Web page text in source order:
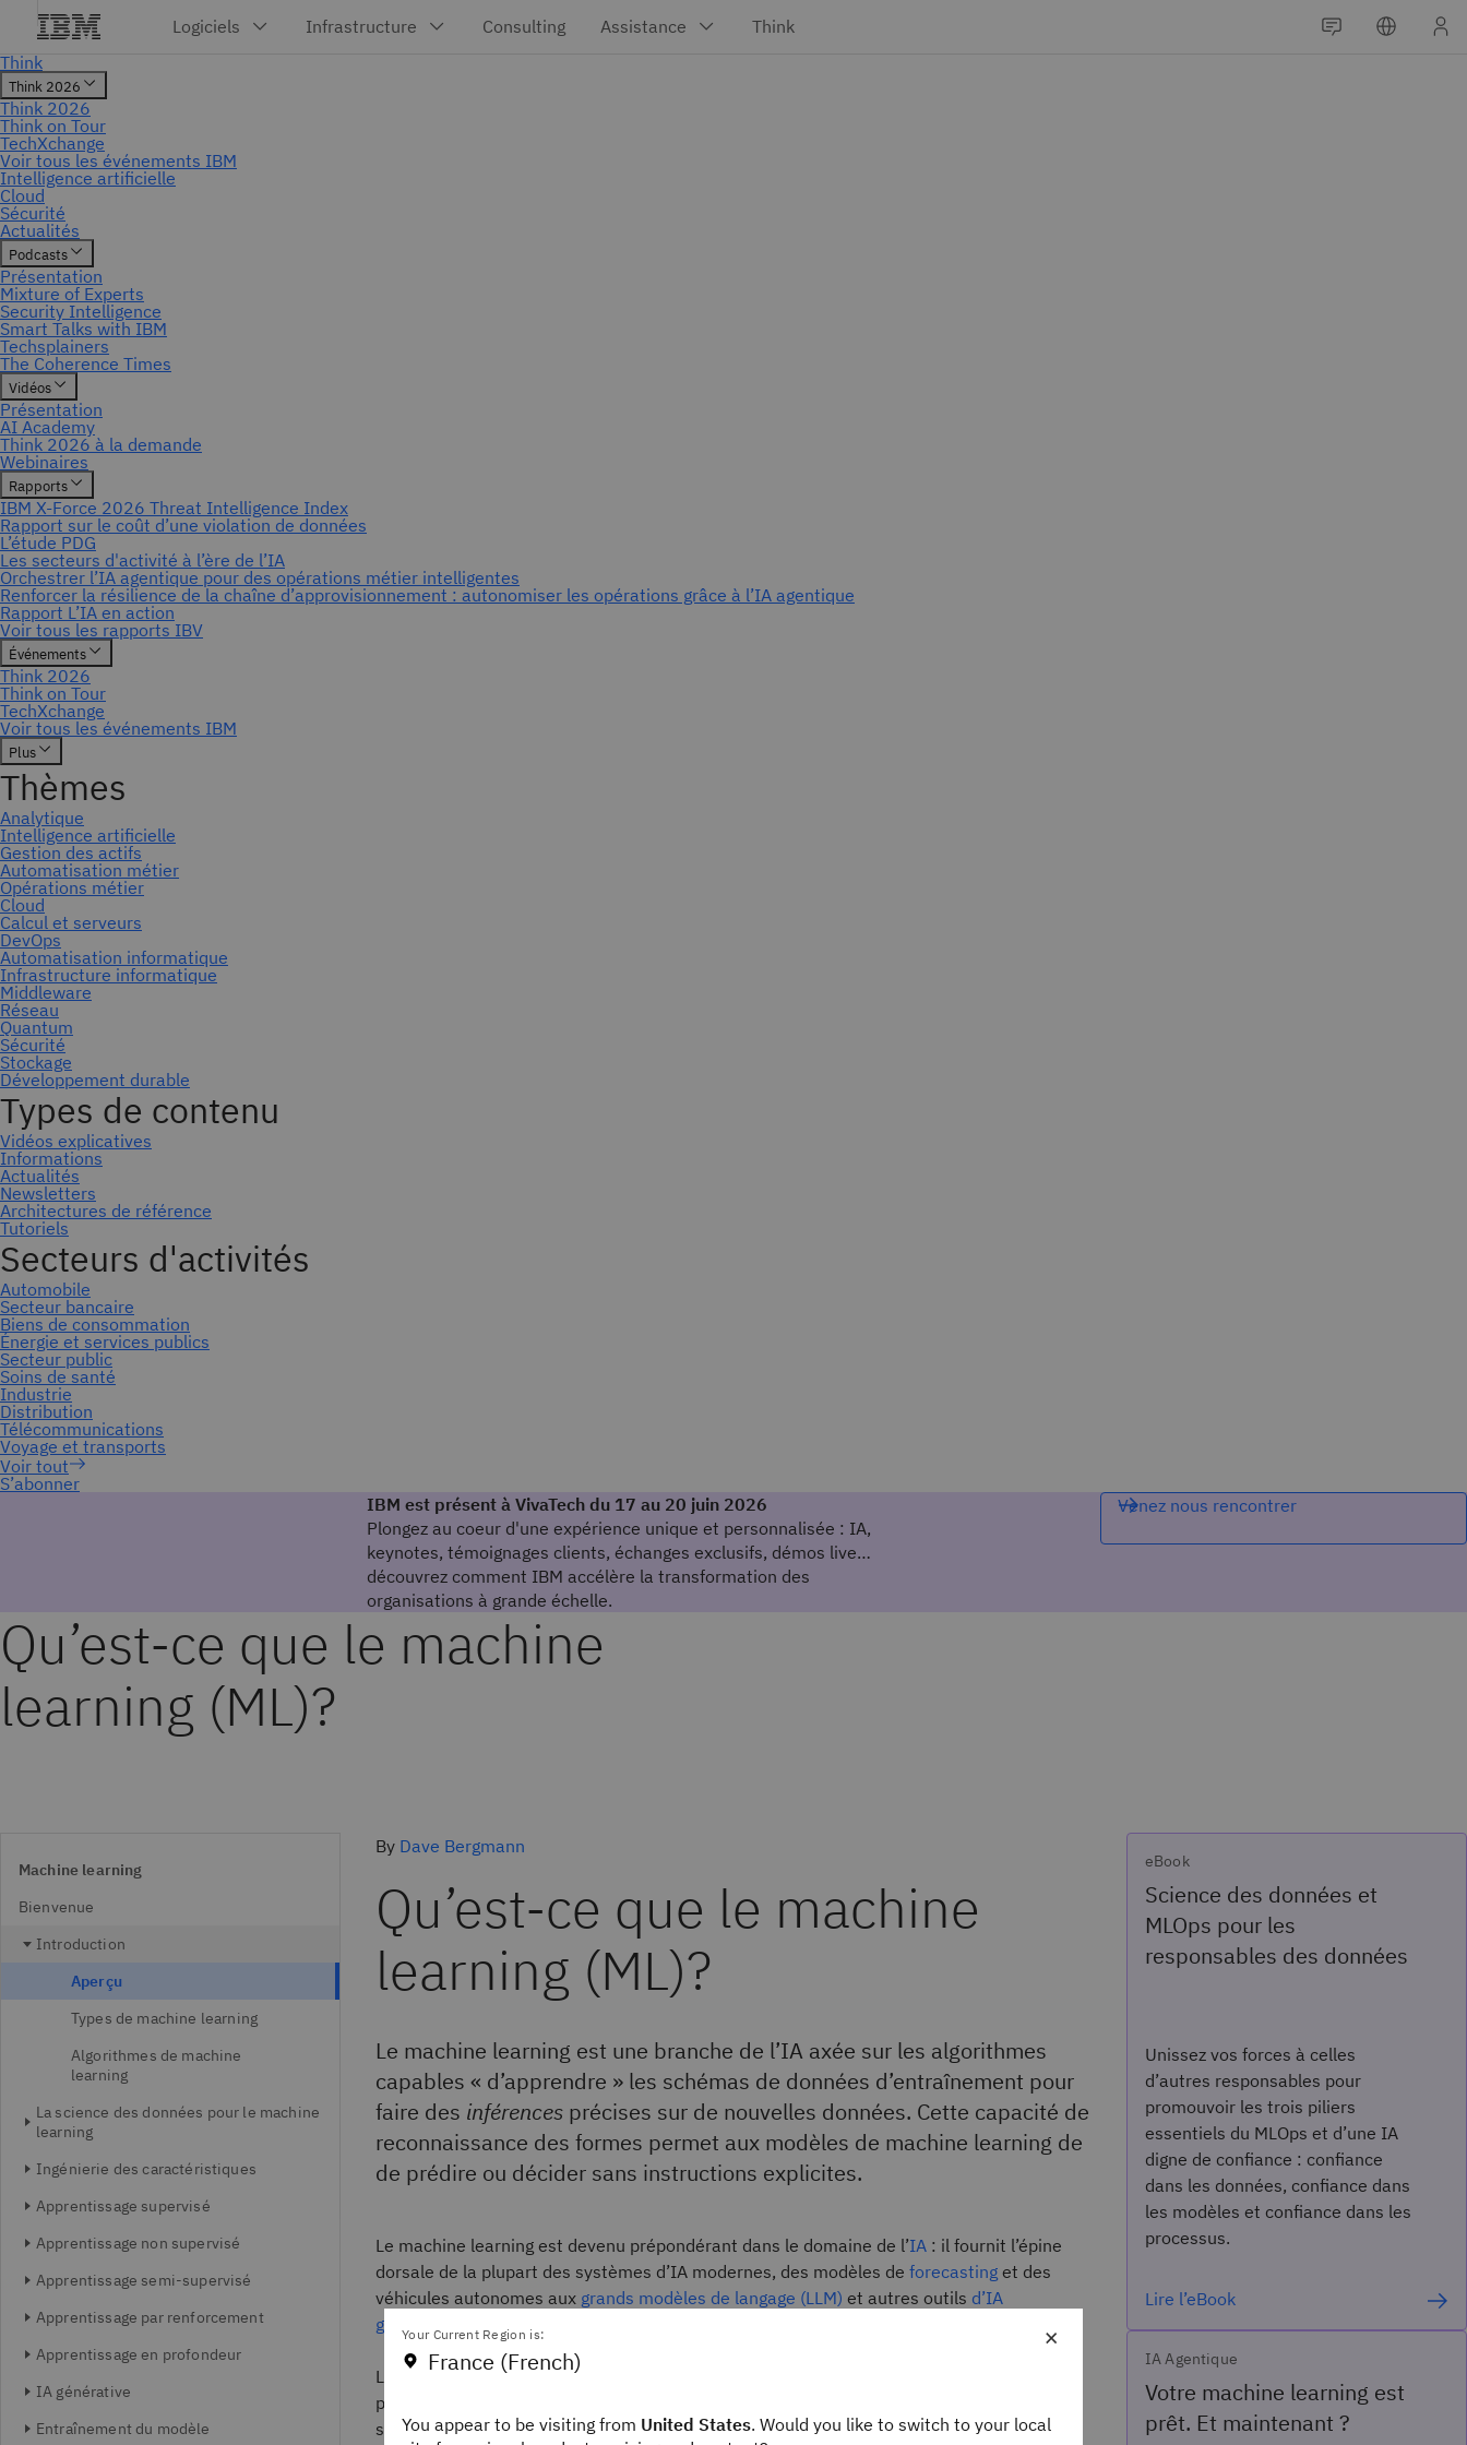
S’abonner
IBM est présent à VivaTech du 17 au 20 juin 2026
Plongez au coeur d'une expérience unique et personnalisée : IA,
keynotes, témoignages clients, échanges exclusifs, démos live…
découvrez comment IBM accélère la transformation des
organisations à grande échelle.
Venez nous rencontrer
Qu’est-ce que le machine
learning (ML)?
Machine learning
Bienvenue
Introduction
Aperçu
Types de machine learning
Algorithmes de machine
learning
La science des données pour le machine
learning
Ingénierie des caractéristiques
Apprentissage supervisé
Apprentissage non supervisé
Apprentissage semi-supervisé
Apprentissage par renforcement
Apprentissage en profondeur
IA générative
Entraînement du modèle
By Dave Bergmann
Qu’est-ce que le machine
learning (ML)?
Le machine learning est une branche de l’IA axée sur les algorithmes
capables « d’apprendre » les schémas de données d’entraînement pour
faire des inférences précises sur de nouvelles données. Cette capacité de
reconnaissance des formes permet aux modèles de machine learning de
de prédire ou décider sans instructions explicites.
Le machine learning est devenu prépondérant dans le domaine de l’IA : il fournit l’épine
dorsale de la plupart des systèmes d’IA modernes, des modèles de forecasting et des
véhicules autonomes aux grands modèles de langage (LLM) et autres outils d’IA
générative.
Le principe fondamental du machine learning (ML) est le suivant : si vous optimisez les
performances d’un modèle sur un jeu de données de tâches qui ressemblent
suffisamment aux problèmes réels pour lesquels il sera utilisé, grâce à un processus
eBook
Science des données et
MLOps pour les
responsables des données
Unissez vos forces à celles
d’autres responsables pour
promouvoir les trois piliers
essentiels du MLOps et d’une IA
digne de confiance : confiance
dans les données, confiance dans
les modèles et confiance dans les
processus.
Lire l’eBook
IA Agentique
Votre machine learning est
prêt. Et maintenant ?
×
Your Current Region is:
France (French)
You appear to be visiting from United States. Would you like to switch to your local